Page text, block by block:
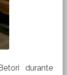
durante